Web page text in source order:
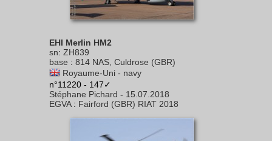
EHI Merlin HM2
sn: ZH839
base : 814 NAS, Culdrose (GBR)
Royaume-Uni - navy
n°11220 - 147✓
Stéphane Pichard - 15.07.2018
EGVA: Fairford (GBR) RIAT 2018